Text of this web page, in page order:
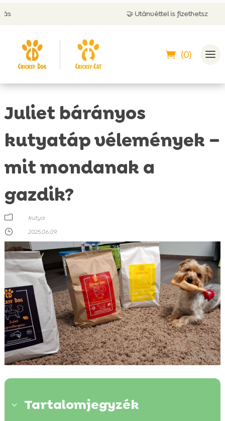
🤝 Utánvéttel is fizethetsz
(0)
Juliet bárányos
kutyatáp vélemények –
mit mondanak a
gazdik?
m
kutya
}
2025.06.09.
3 Tartalomjegyzék